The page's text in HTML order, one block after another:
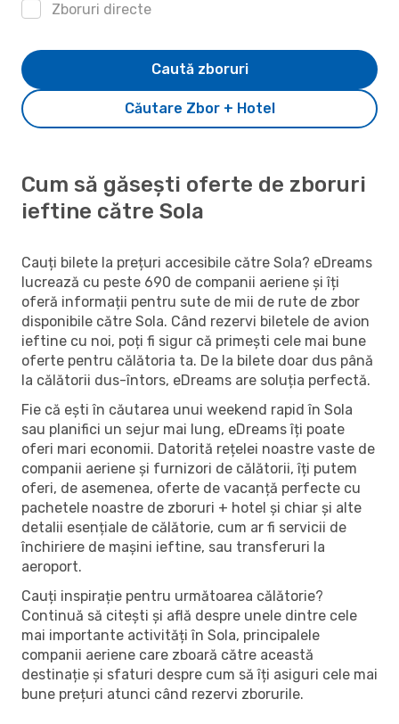
Zboruri directe
Căutare Zbor + Hotel
Caută zboruri
Cum să găsești oferte de zboruri
ieftine către Sola
Cauți bilete la prețuri accesibile către Sola? eDreams
lucrează cu peste 690 de companii aeriene și îți
oferă informații pentru sute de mii de rute de zbor
disponibile către Sola. Când rezervi biletele de avion
ieftine cu noi, poți fi sigur că primești cele mai bune
oferte pentru călătoria ta. De la bilete doar dus până
la călătorii dus-întors, eDreams are soluția perfectă.
Fie că ești în căutarea unui weekend rapid în Sola
sau planifici un sejur mai lung, eDreams îți poate
oferi mari economii. Datorită rețelei noastre vaste de
companii aeriene și furnizori de călătorii, îți putem
oferi, de asemenea, oferte de vacanță perfecte cu
pachetele noastre de zboruri + hotel și chiar și alte
detalii esențiale de călătorie, cum ar fi servicii de
închiriere de mașini ieftine, sau transferuri la
aeroport.
Cauți inspirație pentru următoarea călătorie?
Continuă să citești și află despre unele dintre cele
mai importante activități în Sola, principalele
companii aeriene care zboară către această
destinație și sfaturi despre cum să îți asiguri cele mai
bune prețuri atunci când rezervi zborurile.